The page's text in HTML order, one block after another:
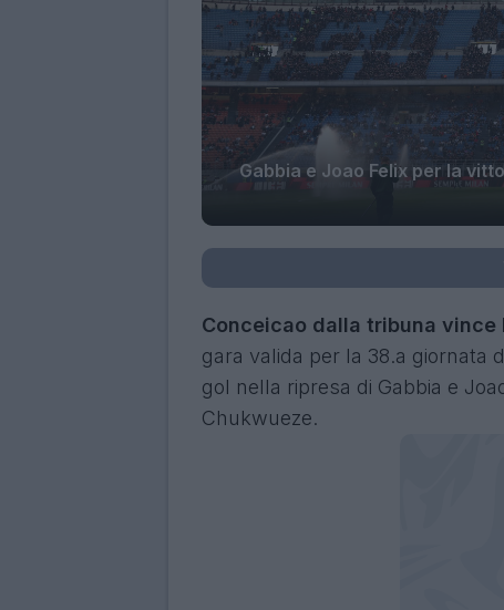
Gabbia e Joao Felix per la
Conceicao dalla tribuna vince
gara valida per la 38.a giornata
gol nella ripresa di Gabbia e
Chukwueze.